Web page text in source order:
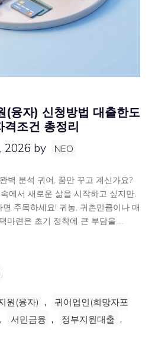
(융자) 신청방법 대출한도
격조건 총정리
2026 by NEO
벽 분석 귀어, 꿈만 꾸고 계신가요?
에서 새로운 삶을 시작하고 싶지만,
주목하세요! 귀농, 귀촌만큼이나 매
마련은 초기 정착에 큰 부담을 …
원(융자) ,
귀어업인(희망자포
, 서민금융 , 정부지원대출 ,